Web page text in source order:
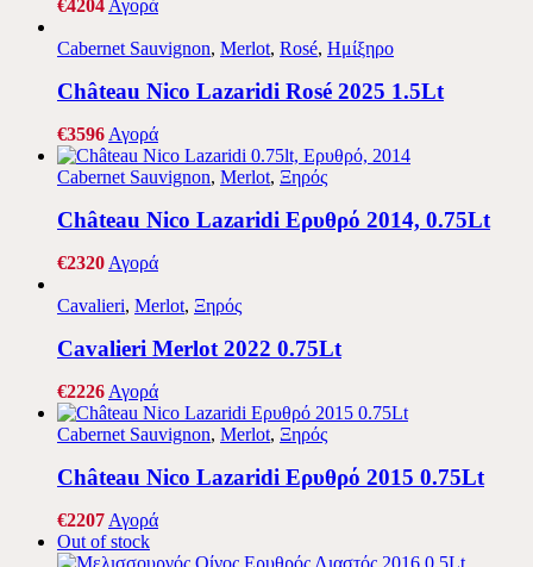
€4204 Αγορά
Cabernet Sauvignon, Merlot, Rosé, Ημίξηρο
Château Nico Lazaridi Rosé 2025 1.5Lt
€3596 Αγορά
Cabernet Sauvignon, Merlot, Ξηρός
Château Nico Lazaridi Ερυθρό 2014, 0.75Lt
€2320 Αγορά
Cavalieri, Merlot, Ξηρός
Cavalieri Merlot 2022 0.75Lt
€2226 Αγορά
Cabernet Sauvignon, Merlot, Ξηρός
Château Nico Lazaridi Ερυθρό 2015 0.75Lt
€2207 Αγορά
Out of stock